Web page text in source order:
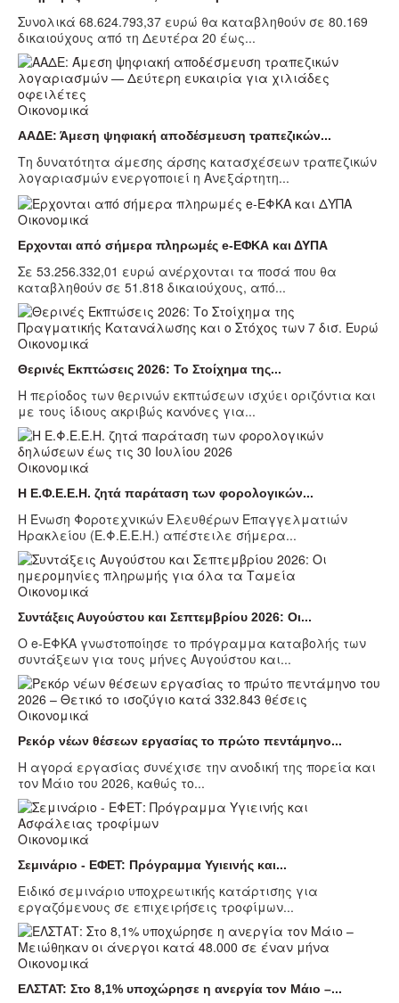
Συνολικά 68.624.793,37 ευρώ θα καταβληθούν σε 80.169
δικαιούχους από τη Δευτέρα 20 έως...
Οικονομικά
ΑΑΔΕ: Άμεση ψηφιακή αποδέσμευση τραπεζικών...
Τη δυνατότητα άμεσης άρσης κατασχέσεων τραπεζικών
λογαριασμών ενεργοποιεί η Ανεξάρτητη...
Οικονομικά
Ερχονται από σήμερα πληρωμές e-ΕΦΚΑ και ΔΥΠΑ
Σε 53.256.332,01 ευρώ ανέρχονται τα ποσά που θα
καταβληθούν σε 51.818 δικαιούχους, από...
Οικονομικά
Θερινές Εκπτώσεις 2026: Το Στοίχημα της...
Η περίοδος των θερινών εκπτώσεων ισχύει οριζόντια και
με τους ίδιους ακριβώς κανόνες για...
Οικονομικά
Η Ε.Φ.Ε.Ε.Η. ζητά παράταση των φορολογικών...
Η Ένωση Φοροτεχνικών Ελευθέρων Επαγγελματιών
Ηρακλείου (Ε.Φ.Ε.Ε.Η.) απέστειλε σήμερα...
Οικονομικά
Συντάξεις Αυγούστου και Σεπτεμβρίου 2026: Οι...
Ο e-ΕΦΚΑ γνωστοποίησε το πρόγραμμα καταβολής των
συντάξεων για τους μήνες Αυγούστου και...
Οικονομικά
Ρεκόρ νέων θέσεων εργασίας το πρώτο πεντάμηνο...
Η αγορά εργασίας συνέχισε την ανοδική της πορεία και
τον Μάιο του 2026, καθώς το...
Οικονομικά
Σεμινάριο - ΕΦΕΤ: Πρόγραμμα Υγιεινής και...
Ειδικό σεμινάριο υποχρεωτικής κατάρτισης για
εργαζόμενους σε επιχειρήσεις τροφίμων...
Οικονομικά
ΕΛΣΤΑΤ: Στο 8,1% υποχώρησε η ανεργία τον Μάιο –...